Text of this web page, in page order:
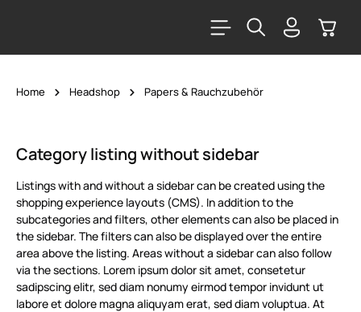
Home Headshop Papers & Rauchzubehör
Category listing without sidebar
Listings with and without a sidebar can be created using the
shopping experience layouts (CMS). In addition to the
subcategories and filters, other elements can also be placed in
the sidebar. The filters can also be displayed over the entire
area above the listing. Areas without a sidebar can also follow
via the sections. Lorem ipsum dolor sit amet, consetetur
sadipscing elitr, sed diam nonumy eirmod tempor invidunt ut
labore et dolore magna aliquyam erat, sed diam voluptua. At